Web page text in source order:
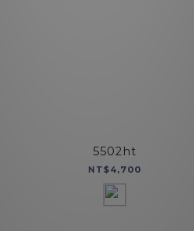
5502ht
NT$4,700